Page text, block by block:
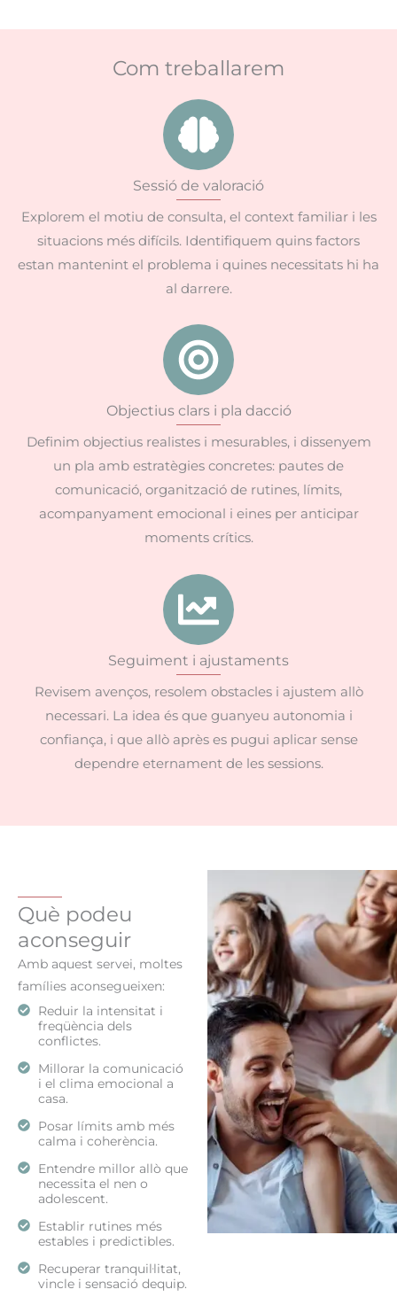
Com treballarem
Sessió de valoració
Explorem el motiu de consulta, el context familiar i les
situacions més difícils. Identifiquem quins factors
estan mantenint el problema i quines necessitats hi ha
al darrere.
Objectius clars i pla dacció
Definim objectius realistes i mesurables, i dissenyem
un pla amb estratègies concretes: pautes de
comunicació, organització de rutines, límits,
acompanyament emocional i eines per anticipar
moments crítics.
Seguiment i ajustaments
Revisem avenços, resolem obstacles i ajustem allò
necessari. La idea és que guanyeu autonomia i
confiança, i que allò après es pugui aplicar sense
dependre eternament de les sessions.
Què podeu
aconseguir
Amb aquest servei, moltes
famílies aconsegueixen:
Reduir la intensitat i
freqüència dels
conflictes.
Millorar la comunicació
i el clima emocional a
casa.
Posar límits amb més
calma i coherència.
Entendre millor allò que
necessita el nen o
adolescent.
Establir rutines més
estables i predictibles.
Recuperar tranquil·litat,
vincle i sensació dequip.